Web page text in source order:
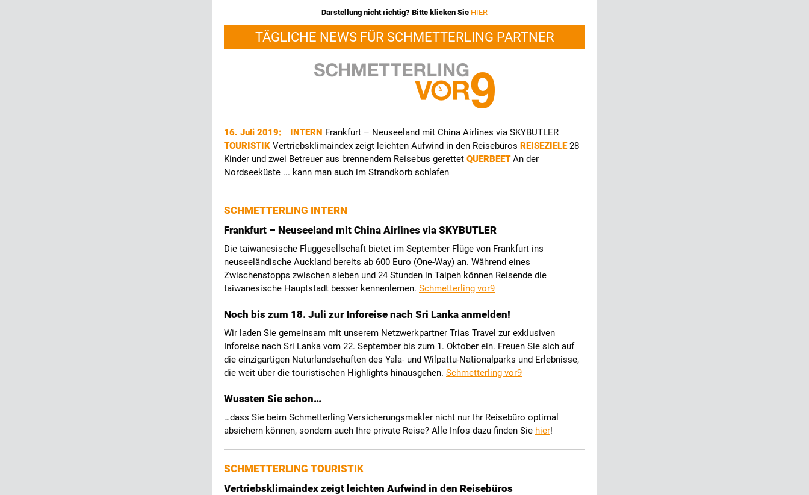
Darstellung nicht richtig? Bitte klicken Sie HIER
TÄGLICHE NEWS FÜR SCHMETTERLING PARTNER
16. Juli 2019: INTERN Frankfurt – Neuseeland mit China Airlines via SKYBUTLER
TOURISTIK Vertriebsklimaindex zeigt leichten Aufwind in den Reisebüros REISEZIELE28
Kinder und zwei Betreuer aus brennendem Reisebus gerettet QUERBEETAn der
Nordseeküste ... kann man auch im Strandkorb schlafen
SCHMETTERLING INTERN
Frankfurt – Neuseeland mit China Airlines via SKYBUTLER
Die taiwanesische Fluggesellschaft bietet im September Flüge von Frankfurt ins
neuseeländische Auckland bereits ab 600 Euro (One-Way) an. Während eines
Zwischenstopps zwischen sieben und 24 Stunden in Taipeh können Reisende die
taiwanesische Hauptstadt besser kennenlernen. Schmetterling vor9
Noch bis zum 18. Juli zur Inforeise nach Sri Lanka anmelden!
Wir laden Sie gemeinsam mit unserem Netzwerkpartner Trias Travel zur exklusiven
Inforeise nach Sri Lanka vom 22. September bis zum 1. Oktober ein. Freuen Sie sich auf
die einzigartigen Naturlandschaften des Yala- und Wilpattu-Nationalparks und Erlebnisse,
die weit über die touristischen Highlights hinausgehen. Schmetterling vor9
Wussten Sie schon…
…dass Sie beim Schmetterling Versicherungsmakler nicht nur Ihr Reisebüro optimal
absichern können, sondern auch Ihre private Reise? Alle Infos dazu finden Sie hier!
SCHMETTERLING TOURISTIK
Vertriebsklimaindex zeigt leichten Aufwind in den Reisebüros